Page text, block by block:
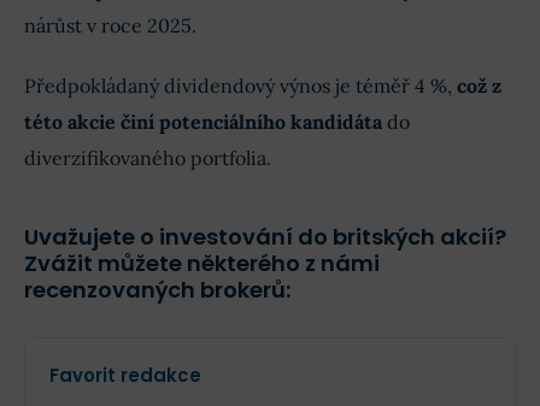
nárůst v roce 2025.
Předpokládaný dividendový výnos je téměř 4 %, což z
této akcie činí potenciálního kandidáta do
diverzifikovaného portfolia.
Uvažujete o investování do britských akcií?
Zvážit můžete některého z námi
recenzovaných brokerů:
Favorit redakce